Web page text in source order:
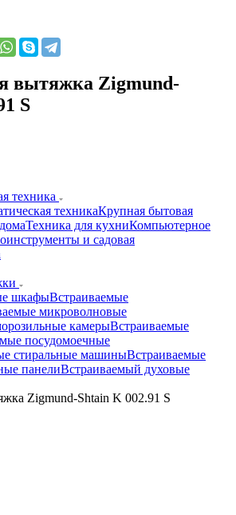
вытяжка Zigmund-
S
техника
техникаКрупная бытовая
Техника для кухниКомпьютерное
и садовая
шкафыВстраиваемые
микроволновые
камерыВстраиваемые
посудомоечные
стиральные машиныВстраиваемые
панелиВстраиваемый духовые
Zigmund-Shtain K 002.91 S